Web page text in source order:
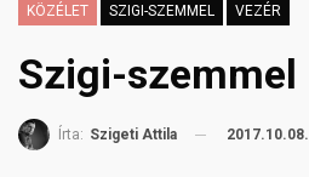
KÖZÉLET SZIGI-SZEMMEL VEZÉR
Szigi-szemmel
Írta: Szigeti Attila 2017.10.08.